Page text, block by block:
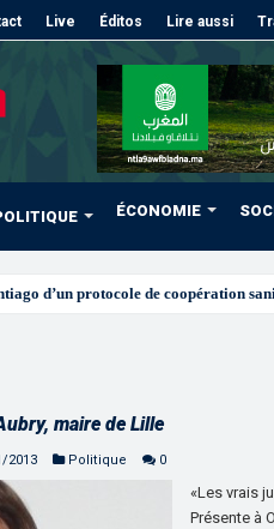
Live Éditos Lire aussi
ÉCONOMIE
d’un protocole de coopération
maire de Lille
2013 Politique 0
«Les vrais
Présente à